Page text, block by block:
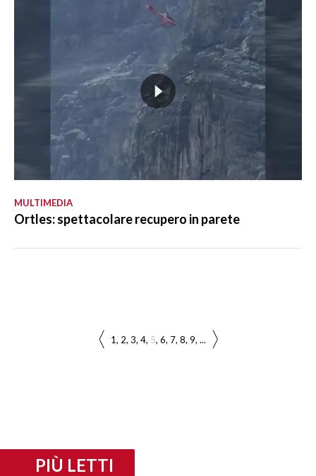
MULTIMEDIA
Ortles: spettacolare recupero in parete
1 2 3 4 5 6 7 8 9 ...
PIÙ LETTI